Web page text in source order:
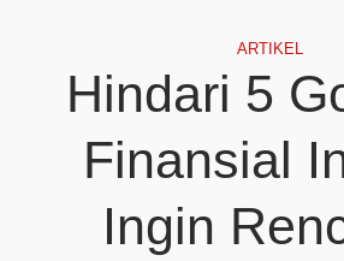
ARTIKEL
Hindari 5
Finansial
Ingin